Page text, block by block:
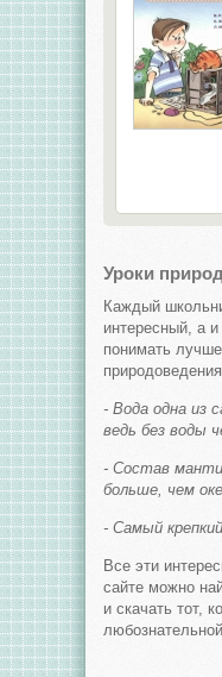
Уроки
Каждый
интересный, а
понимать
- Вода одна из
ведь без воды
- Состав
больше, чем
- Самый
Все эти
сайте можно
и скачать тот,